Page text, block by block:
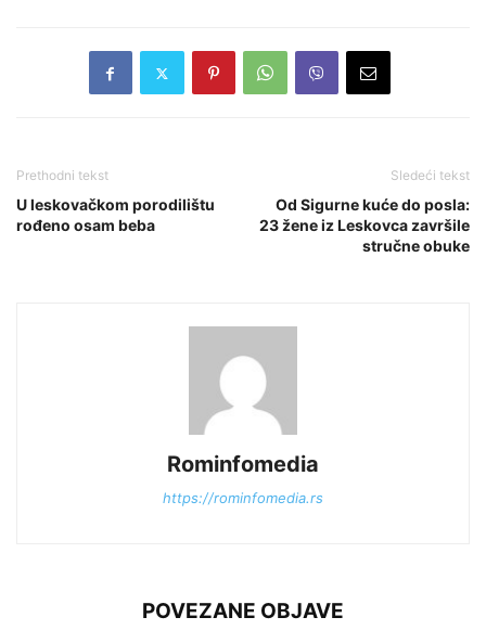
Prethodni tekst
U leskovačkom porodilištu
rođeno osam beba
Sledeći tekst
Od Sigurne kuće do posla:
23 žene iz Leskovca završile
stručne obuke
Rominfomedia
https://rominfomedia.rs
POVEZANE OBJAVE